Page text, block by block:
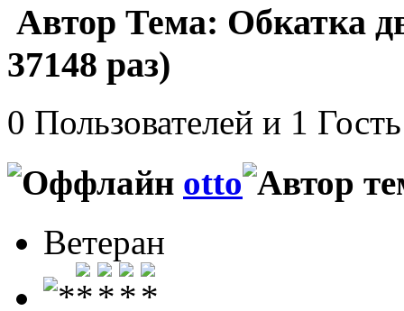
Автор Тема: Обкатка
37148 раз)
0 Пользователей и 1
otto
Ветеран